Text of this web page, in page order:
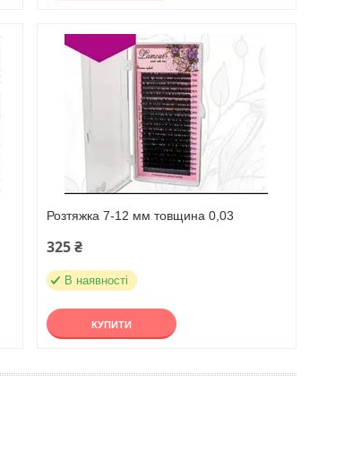
Розтяжка 7-12 мм товщина 0,03
325 ₴
В наявності
КУПИТИ